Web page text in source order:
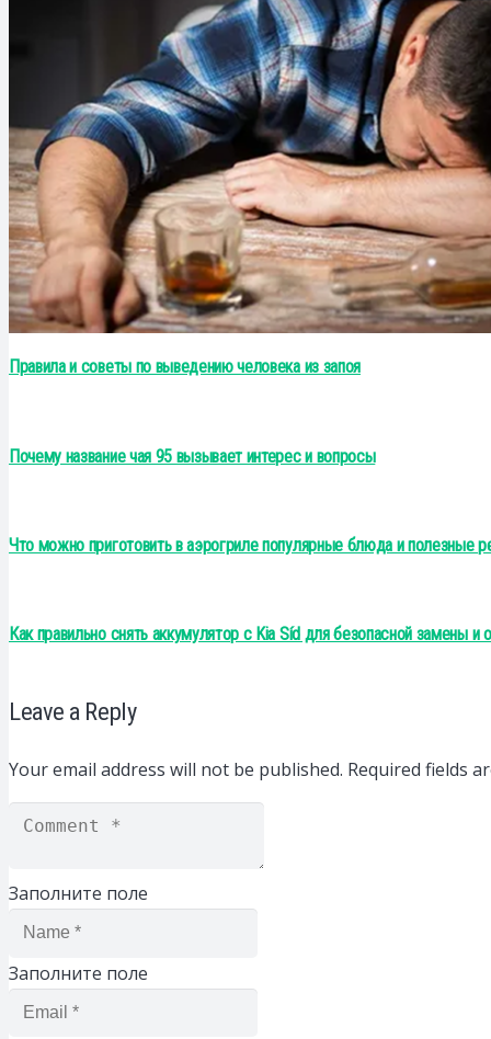
Правила и советы по выведению человека из запоя
Почему название чая 95 вызывает интерес и вопросы
Что можно приготовить в аэрогриле популярные блюда и полезные
Как правильно снять аккумулятор с Kia Síd для безопасной замены и
Leave a Reply
Your email address will not be published. Required fields
Заполните поле
Заполните поле